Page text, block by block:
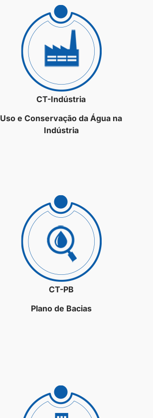
CT-Indústria
Uso e Conservação da Água na
Indústria
CT-PB
Plano de Bacias